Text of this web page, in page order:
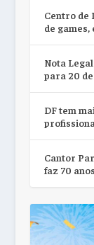
Centro de
de
Nota
para 20
DF tem
Cantor
faz 70